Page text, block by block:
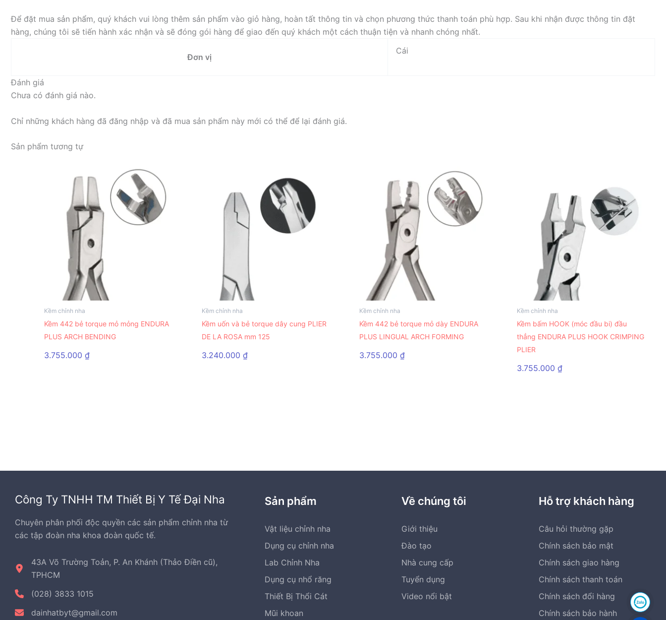
Để đặt mua sản phẩm, quý khách vui lòng thêm sản phẩm vào giỏ hàng, hoàn tất thông tin và chọn phương thức thanh toán phù hợp. Sau khi nhận được thông tin đặt
hàng, chúng tôi sẽ tiến hành xác nhận và sẽ đóng gói hàng để giao đến quý khách một cách thuận tiện và nhanh chóng nhất.
Đơn vị
Cái
Đánh giá
Chưa có đánh giá nào.
Chỉ những khách hàng đã đăng nhập và đã mua sản phẩm này mới có thể để lại đánh giá.
Sản phẩm tương tự
Kềm chỉnh nha
Kềm 442 bẻ torque mỏ mỏng ENDURA
PLUS ARCH BENDING
3.755.000₫
Kềm chỉnh nha
Kềm uốn và bẻ torque dây cung PLIER
DE LA ROSA mm 125
3.240.000₫
Kềm chỉnh nha
Kềm 442 bẻ torque mỏ dày ENDURA
PLUS LINGUAL ARCH FORMING
3.755.000₫
Kềm chỉnh nha
Kềm bấm HOOK (móc đầu bi) đầu
thẳng ENDURA PLUS HOOK CRIMPING
PLIER
3.755.000₫
Công Ty TNHH TM Thiết Bị Y Tế Đại Nha
Chuyên phân phối độc quyền các sản phẩm chỉnh nha từ
các tập đoàn nha khoa đoàn quốc tế.
43A Võ Trường Toản, P. An Khánh (Thảo Điền cũ),
TPHCM
(028) 3833 1015
dainhatbyt@gmail.com
Sản phẩm
Vật liệu chỉnh nha
Dụng cụ chỉnh nha
Lab Chỉnh Nha
Dụng cụ nhổ răng
Thiết Bị Thổi Cát
Mũi khoan
Về chúng tôi
Giới thiệu
Đào tạo
Nhà cung cấp
Tuyển dụng
Video nổi bật
Hỗ trợ khách hàng
Câu hỏi thường gặp
Chính sách bảo mật
Chính sách giao hàng
Chính sách thanh toán
Chính sách đổi hàng
Chính sách bảo hành